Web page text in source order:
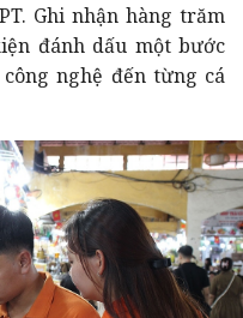
Ghi nhận hàng trăm
đánh dấu một bước
nghệ đến từng cá